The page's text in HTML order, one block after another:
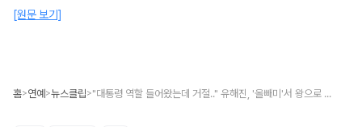
[원문 보기]
홈>연예>뉴스클립> "대통령 역할 들어왔는데 거절.." 유해진, '올빼미'서 왕으로 분했지만 대통령 역할은 거절했던 이유?